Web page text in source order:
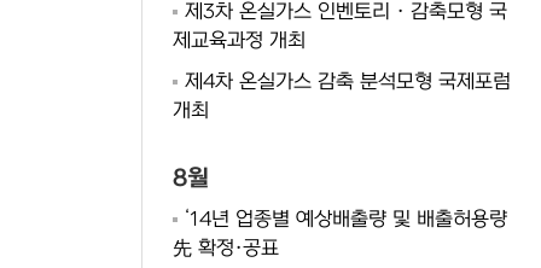
제3차 온실가스 인벤토리 · 감축모형 국
제교육과정 개최
제4차 온실가스 감축 분석모형 국제포럼
개최
8월
‘14년 업종별 예상배출량 및 배출허용량
先 확정·공표